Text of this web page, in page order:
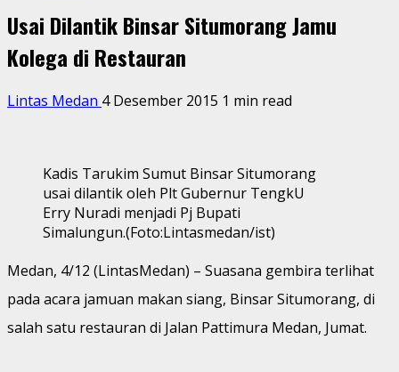
Usai Dilantik Binsar Situmorang Jamu
Kolega di Restauran
Lintas Medan 4 Desember 2015 1 min read
Kadis Tarukim Sumut Binsar Situmorang
usai dilantik oleh Plt Gubernur TengkU
Erry Nuradi menjadi Pj Bupati
Simalungun.(Foto:Lintasmedan/ist)
Medan, 4/12 (LintasMedan) – Suasana gembira terlihat
pada acara jamuan makan siang, Binsar Situmorang, di
salah satu restauran di Jalan Pattimura Medan, Jumat.